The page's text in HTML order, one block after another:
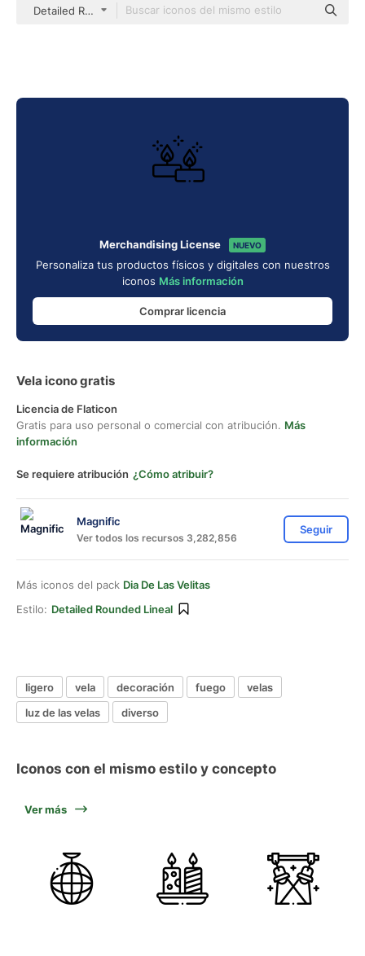
Detailed Rounded Lineal
Merchandising License NUEVO
Personaliza tus productos físicos y digitales con nuestros
iconos Más información
Comprar licencia
Vela icono gratis
Licencia de Flaticon
Gratis para uso personal o comercial con atribución. Más
información
Se requiere atribución ¿Cómo atribuir?
Magnific
Ver todos los recursos 3,282,856
Seguir
Más iconos del pack Dia De Las Velitas
Estilo: Detailed Rounded Lineal
ligero vela decoración fuego
velas
luz de las velas
diverso
Iconos con el mismo estilo y concepto
Ver más